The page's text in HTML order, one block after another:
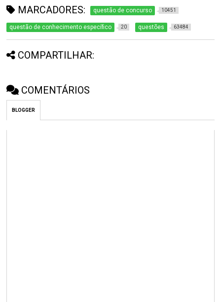
MARCADORES: questão de concurso 10451
questão de conhecimento específico 20 questões 63484
COMPARTILHAR:
COMENTÁRIOS
BLOGGER